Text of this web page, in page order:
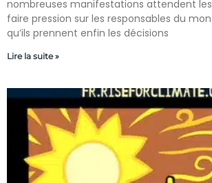
nombreuses manifestations attendent
faire pression sur les responsables du
qu’ils prennent enfin les décisions
Lire la suite »